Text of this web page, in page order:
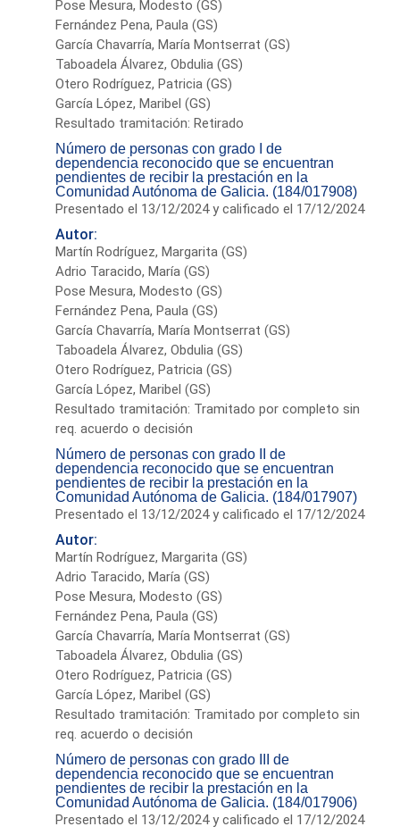
Pose Mesura, Modesto (GS)
Fernández Pena, Paula (GS)
García Chavarría, María Montserrat (GS)
Taboadela Álvarez, Obdulia (GS)
Otero Rodríguez, Patricia (GS)
García López, Maribel (GS)
Resultado tramitación: Retirado
Número de personas con grado I de
dependencia reconocido que se encuentran
pendientes de recibir la prestación en la
Comunidad Autónoma de Galicia. (184/017908)
Presentado el 13/12/2024 y calificado el 17/12/2024
Autor:
Martín Rodríguez, Margarita (GS)
Adrio Taracido, María (GS)
Pose Mesura, Modesto (GS)
Fernández Pena, Paula (GS)
García Chavarría, María Montserrat (GS)
Taboadela Álvarez, Obdulia (GS)
Otero Rodríguez, Patricia (GS)
García López, Maribel (GS)
Resultado tramitación: Tramitado por completo sin
req. acuerdo o decisión
Número de personas con grado II de
dependencia reconocido que se encuentran
pendientes de recibir la prestación en la
Comunidad Autónoma de Galicia. (184/017907)
Presentado el 13/12/2024 y calificado el 17/12/2024
Autor:
Martín Rodríguez, Margarita (GS)
Adrio Taracido, María (GS)
Pose Mesura, Modesto (GS)
Fernández Pena, Paula (GS)
García Chavarría, María Montserrat (GS)
Taboadela Álvarez, Obdulia (GS)
Otero Rodríguez, Patricia (GS)
García López, Maribel (GS)
Resultado tramitación: Tramitado por completo sin
req. acuerdo o decisión
Número de personas con grado III de
dependencia reconocido que se encuentran
pendientes de recibir la prestación en la
Comunidad Autónoma de Galicia. (184/017906)
Presentado el 13/12/2024 y calificado el 17/12/2024